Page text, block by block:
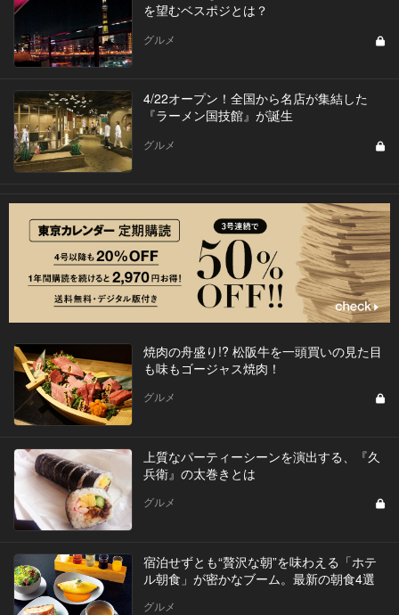
を望むベスポジとは？
グルメ
4/22オープン！全国から名店が集結した
『ラーメン国技館』が誕生
グルメ
焼肉の舟盛り!? 松阪牛を一頭買いの見た目
も味もゴージャス焼肉！
グルメ
上質なパーティーシーンを演出する、『久
兵衛』の太巻きとは
グルメ
宿泊せずとも“贅沢な朝”を味わえる「ホテ
ル朝食」が密かなブーム。最新の朝食4選
グルメ